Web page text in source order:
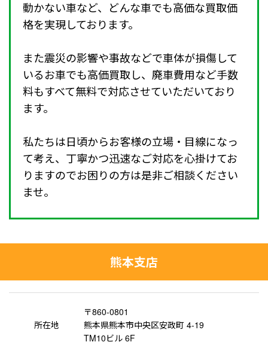
動かない車など、どんな車でも高価な買取価
格を実現しております。
また震災の影響や事故などで車体が損傷して
いるお車でも高価買取し、廃車費用など手数
料もすべて無料で対応させていただいており
ます。
私たちは日頃からお客様の立場・目線になっ
て考え、丁寧かつ迅速なご対応を心掛けてお
りますのでお困りの方は是非ご相談ください
ませ。
熊本支店
所在地
〒860-0801
熊本県熊本市中央区安政町 4-19
TM10ビル 6F